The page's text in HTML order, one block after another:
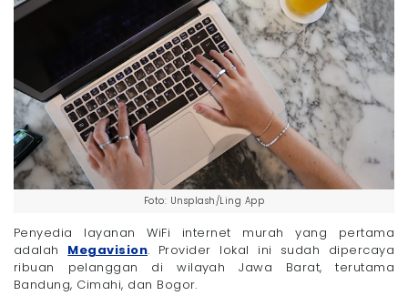
Foto: Unsplash/Ling App
Penyedia layanan WiFi internet murah yang pertama
adalah Megavision. Provider lokal ini sudah dipercaya
ribuan pelanggan di wilayah Jawa Barat, terutama
Bandung, Cimahi, dan Bogor.